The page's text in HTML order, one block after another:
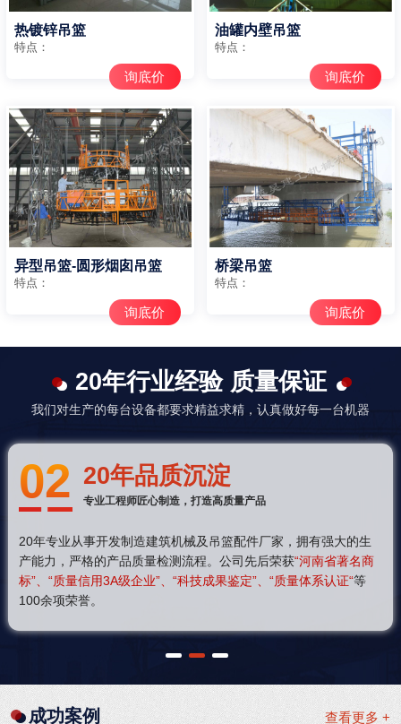
热镀锌吊篮
特点：
询底价
油罐内壁吊篮
特点：
询底价
异型吊篮-圆形烟囱吊篮
特点：
询底价
桥梁吊篮
特点：
询底价
20年行业经验 质量保证
我们对生产的每台设备都要求精益求精，认真做好每一台机器
03 20年品质沉淀
专业工程师匠心制造，打造高质量产品
20年专业从事开发制造建筑机械及吊篮配件厂家，拥有强大的生
产能力，严格的产品质量检测流程。公司先后荣获“河南省著名商
标”、“质量信用3A级企业”、“科技成果鉴定”、“质量体系认证“等
100余项荣誉。
1 2 3
查看更多 +
成功案例